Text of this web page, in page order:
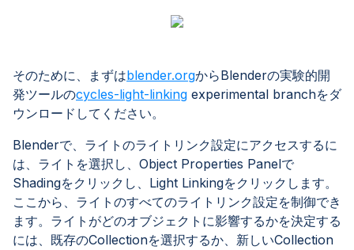
そのために、まずはblender.orgからBlenderの実験的開
発ツールのcycles-light-linking experimental branchをダ
ウンロードしてください。
Blenderで、ライトのライトリンク設定にアクセスするに
は、ライトを選択し、Object Properties Panelで
Shadingをクリックし、Light Linkingをクリックします。
ここから、ライトのすべてのライトリンク設定を制御でき
ます。ライトがどのオブジェクトに影響するかを決定する
には、既存のCollectionを選択するか、新しいCollection